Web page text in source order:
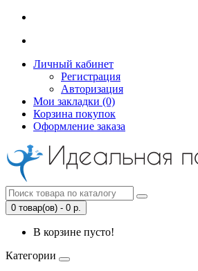
Личный кабинет
Регистрация
Авторизация
Мои закладки (0)
Корзина покупок
Оформление заказа
0 товар(ов) - 0 р.
В корзине пусто!
Категории